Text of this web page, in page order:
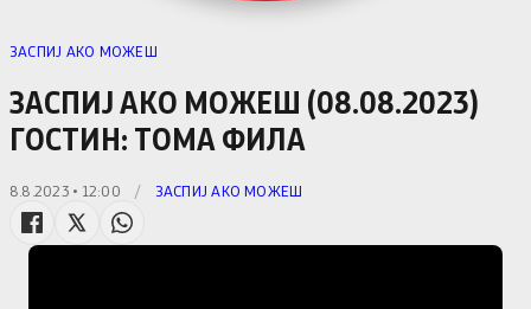
ЗАСПИЈ АКО МОЖЕШ
ЗАСПИЈ АКО МОЖЕШ (08.08.2023)
ГОСТИН: ТОМА ФИЛА
8.8.2023 • 12:00 / ЗАСПИЈ АКО МОЖЕШ